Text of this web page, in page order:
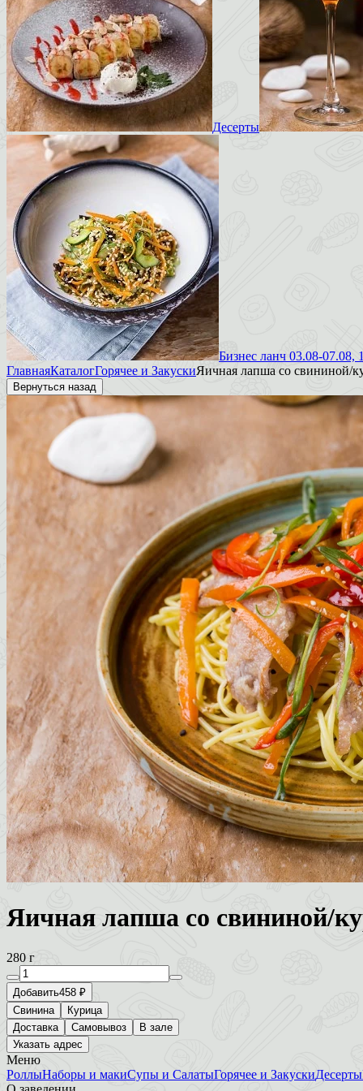
Десерты
Бизнес ланч 03.08-07.08,
ГлавнаяКаталогГорячее и ЗакускиЯичная лапша со свининой/
Вернуться назад
Яичная лапша со свининой/
280 г
Добавить458 ₽
Свинина
Курица
Доставка
Самовывоз
В зале
Указать адрес
Меню
РоллыНаборы и макиСупы и СалатыГорячее и ЗакускиДесерты